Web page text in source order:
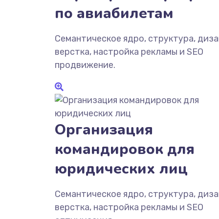
по авиабилетам
Семантическое ядро, структура,
верстка, настройка рекламы и SEO
продвижение.
Организация
командировок для
юридических лиц
Семантическое ядро, структура,
верстка, настройка рекламы и SEO